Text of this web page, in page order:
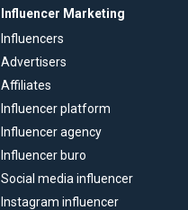
Influencer Marketing
Influencers
Advertisers
Affiliates
Influencer platform
Influencer agency
Influencer buro
Social media influencer
Instagram influencer